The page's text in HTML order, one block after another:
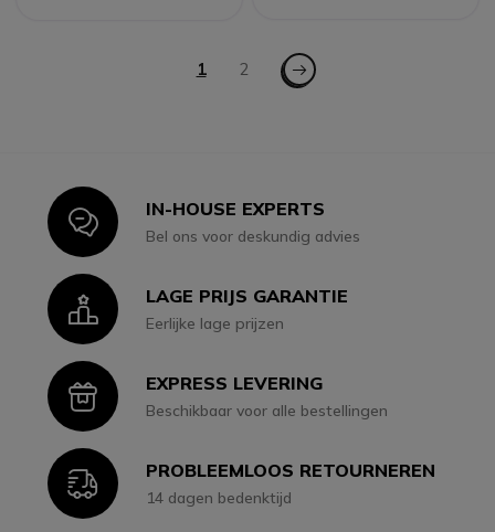
Pagina
U lees momenteel pagina
1 Pagina
2 Pagina - Volgende
IconIN-HOUSE EXPERTS
Bel ons voor deskundig advies
IconLAGE PRIJS GARANTIE
Eerlijke lage prijzen
IconEXPRESS LEVERING
Beschikbaar voor alle bestellingen
IconPROBLEEMLOOS RETOURNEREN
14 dagen bedenktijd